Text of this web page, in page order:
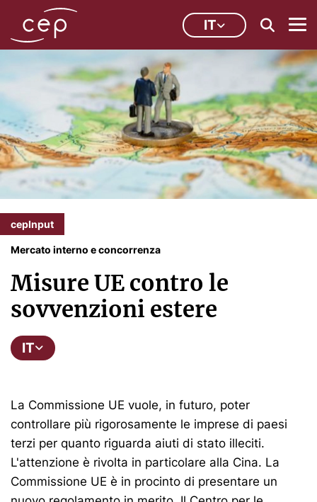
IT
cepInput
Mercato interno e concorrenza
Misure UE contro le
sovvenzioni estere
IT
La Commissione UE vuole, in futuro, poter
controllare più rigorosamente le imprese di paesi
terzi per quanto riguarda aiuti di stato illeciti.
L'attenzione è rivolta in particolare alla Cina. La
Commissione UE è in procinto di presentare un